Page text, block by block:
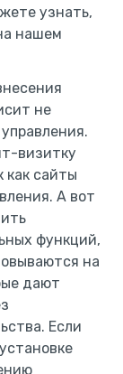
узнать,
нашем
не
визитку
как сайты
А вот
функций,
на
дают
Если